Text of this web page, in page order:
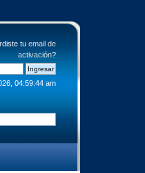
tu email de
activación?
04:59:44 am